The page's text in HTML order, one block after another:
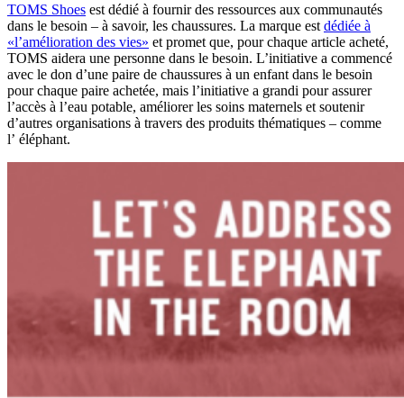
TOMS Shoes est dédié à fournir des ressources aux communautés
dans le besoin – à savoir, les chaussures. La marque est dédiée à
«l’amélioration des vies» et promet que, pour chaque article acheté,
TOMS aidera une personne dans le besoin. L’initiative a commencé
avec le don d’une paire de chaussures à un enfant dans le besoin
pour chaque paire achetée, mais l’initiative a grandi pour assurer
l’accès à l’eau potable, améliorer les soins maternels et soutenir
d’autres organisations à travers des produits thématiques – comme
l’ éléphant.